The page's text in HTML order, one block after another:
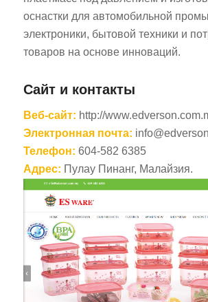
оснастки для автомобильной
электроники, бытовой техники и
товаров на основе инноваций.
Сайт и контакты
Веб-сайт: http://
Электронная почта:
Телефон: 604-582 6385
Адрес: Пулау Пинанг, Малайзия.